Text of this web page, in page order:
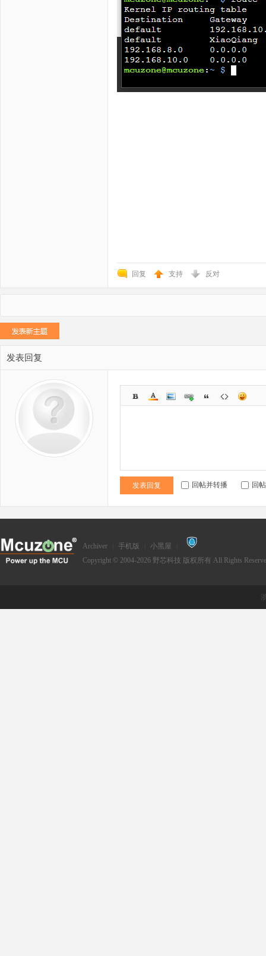
回复 支持 反对
发表回复
发表回复 回帖并转播 回
Archiver 手机版 小黑屋
Copyright © 2004-2026 野芯科技 版权所有 All Rights